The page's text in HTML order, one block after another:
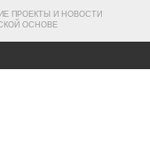
ПРОЕКТЫ И НОВОСТИ
ОСНОВЕ